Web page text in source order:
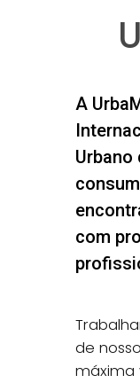
A
com
de
máxima